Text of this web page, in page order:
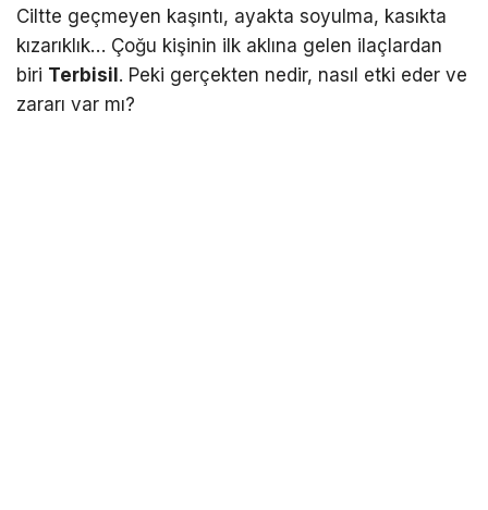
Ciltte geçmeyen kaşıntı, ayakta soyulma, kasıkta
kızarıklık… Çoğu kişinin ilk aklına gelen ilaçlardan
biri Terbisil. Peki gerçekten nedir, nasıl etki eder ve
zararı var mı?